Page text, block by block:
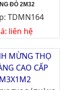
ĐỎ 2M32
TDMN164
liên hệ